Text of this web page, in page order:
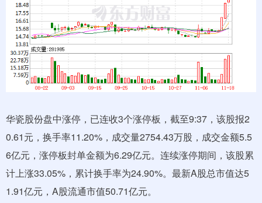
华瓷股份盘中涨停，已连收3个涨停板，截至9:37，该股报2
0.61元，换手率11.20%，成交量2754.43万股，成交金额5.5
6亿元，涨停板封单金额为6.29亿元。连续涨停期间，该股累
计上涨33.05%，累计换手率为24.90%。最新A股总市值达5
1.91亿元，A股流通市值50.71亿元。